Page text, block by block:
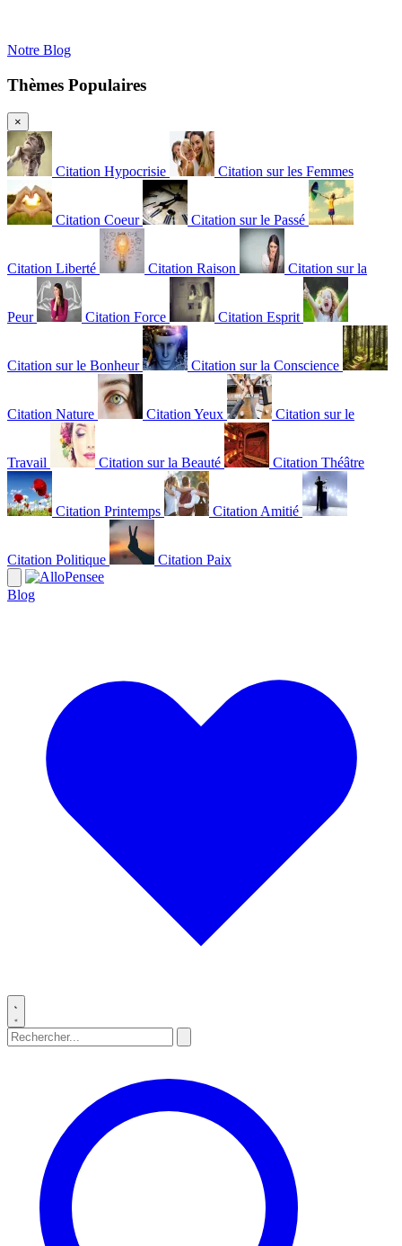
Notre Blog
Thèmes Populaires
×
Citation Hypocrisie Citation sur les Femmes
Citation Coeur Citation sur le Passé
Citation Liberté Citation Raison Citation sur la
Peur Citation Force Citation Esprit
Citation sur le Bonheur Citation sur la Conscience
Citation Nature Citation Yeux Citation sur le
Travail Citation sur la Beauté Citation Théâtre
Citation Printemps Citation Amitié
Citation Politique Citation Paix
Blog